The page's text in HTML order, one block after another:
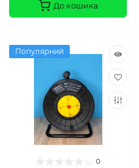
До кошика
Популярний
0